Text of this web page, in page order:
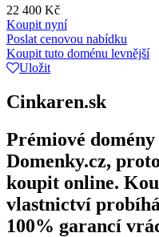
22 400 Kč
Koupit nyní
Poslat cenovou nabídku
Koupit tuto doménu levnější
Uložit
Cinkaren.sk
Prémiové
Domenky.cz,
koupit online.
vlastnictví
100% garancí